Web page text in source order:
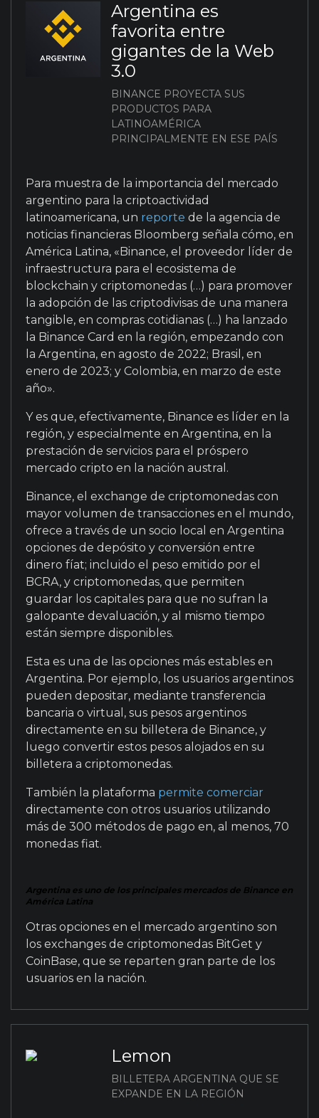
Argentina es
favorita entre
gigantes de la Web
3.0
BINANCE PROYECTA SUS
PRODUCTOS PARA
LATINOAMÉRICA
PRINCIPALMENTE EN ESE PAÍS
Para muestra de la importancia del mercado
argentino para la criptoactividad
latinoamericana, un reporte de la agencia de
noticias financieras Bloomberg señala cómo, en
América Latina, «Binance, el proveedor líder de
infraestructura para el ecosistema de
blockchain y criptomonedas (…) para promover
la adopción de las criptodivisas de una manera
tangible, en compras cotidianas (…) ha lanzado
la Binance Card en la región, empezando con
la Argentina, en agosto de 2022; Brasil, en
enero de 2023; y Colombia, en marzo de este
año».
Y es que, efectivamente, Binance es líder en la
región, y especialmente en Argentina, en la
prestación de servicios para el próspero
mercado cripto en la nación austral.
Binance, el exchange de criptomonedas con
mayor volumen de transacciones en el mundo,
ofrece a través de un socio local en Argentina
opciones de depósito y conversión entre
dinero fíat; incluido el peso emitido por el
BCRA, y criptomonedas, que permiten
guardar los capitales para que no sufran la
galopante devaluación, y al mismo tiempo
están siempre disponibles.
Esta es una de las opciones más estables en
Argentina. Por ejemplo, los usuarios argentinos
pueden depositar, mediante transferencia
bancaria o virtual, sus pesos argentinos
directamente en su billetera de Binance, y
luego convertir estos pesos alojados en su
billetera a criptomonedas.
También la plataforma permite comerciar
directamente con otros usuarios utilizando
más de 300 métodos de pago en, al menos, 70
monedas fiat.
Argentina es uno de los principales mercados de Binance en
América Latina
Otras opciones en el mercado argentino son
los exchanges de criptomonedas BitGet y
CoinBase, que se reparten gran parte de los
usuarios en la nación.
Lemon
BILLETERA ARGENTINA QUE SE
EXPANDE EN LA REGIÓN